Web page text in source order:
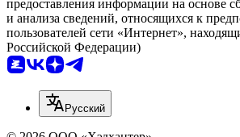
предоставления информации на основе
и анализа сведений, относящихся к
пользователей сети «Интернет»,
Российской Федерации)
Русский